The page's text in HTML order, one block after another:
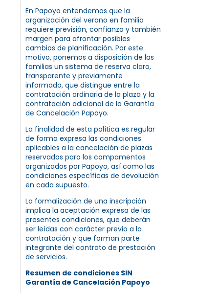
En Papoyo entendemos que la
organización del verano en familia
requiere previsión, confianza y también
margen para afrontar posibles
cambios de planificación. Por este
motivo, ponemos a disposición de las
familias un sistema de reserva claro,
transparente y previamente
informado, que distingue entre la
contratación ordinaria de la plaza y la
contratación adicional de la Garantía
de Cancelación Papoyo.
La finalidad de esta política es regular
de forma expresa las condiciones
aplicables a la cancelación de plazas
reservadas para los campamentos
organizados por Papoyo, así como las
condiciones específicas de devolución
en cada supuesto.
La formalización de una inscripción
implica la aceptación expresa de las
presentes condiciones, que deberán
ser leídas con carácter previo a la
contratación y que forman parte
integrante del contrato de prestación
de servicios.
Resumen de condiciones SIN
Garantía de Cancelación Papoyo